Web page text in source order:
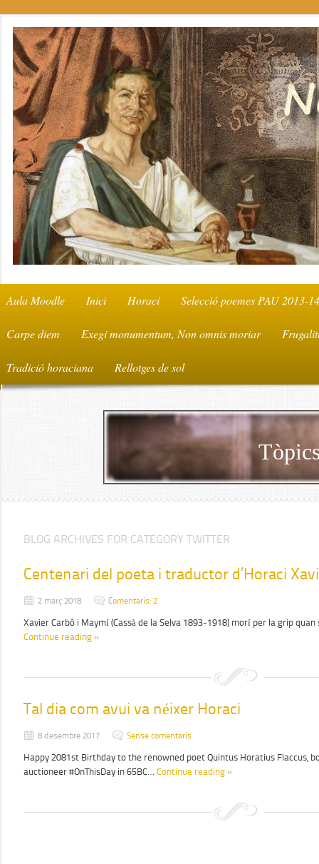
Aula Moodle Inici Horaci Selecció poemes PAU 2013-14
Carpe diem Exegi monumentum, Non omnis moriar
Tradició horaciana Rellotges de sol
BLOG ARCHIVES FOR CATEGORY TWITTER
Centenari del poeta i traductor d’Horaci
2 març 2018 Comentaris: 2
Xavier Carbó i Maymí (Cassà de la Selva 1893-1918) morí per la grip
Continue reading »
Tal dia com avui va néixer Horaci
8 desembre 2017 Sense comentaris
Happy 2081st Birthday to the renowned poet Quintus Horatius Flaccus,
auctioneer #OnThisDay in 65BC… Continue reading »